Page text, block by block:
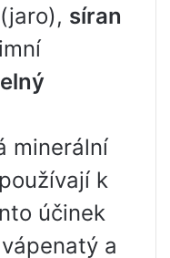
(jaro), síran
minerální
k
účinek
a